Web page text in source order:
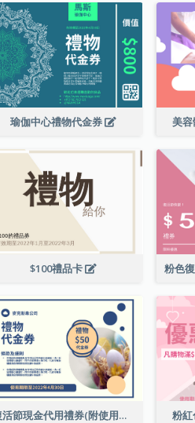
瑜伽中心禮物代金券 美
$100禮品卡
復活節現金代用禮券(附使用細則) 粉